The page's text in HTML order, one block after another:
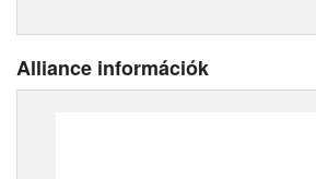
Alliance információk